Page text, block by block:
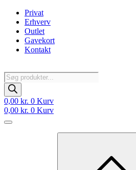
Videre
indhold
Privat
Erhverv
Outlet
Gavekort
Kontakt
Products
search
0,00 kr. 0 Kurv
0,00 kr. 0 Kurv